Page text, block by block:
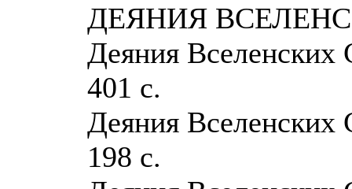
ДЕЯНИЯ
Деяния Вселенских
401 с.
Деяния Вселенских
198 с.